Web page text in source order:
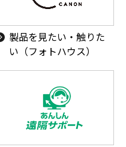
製品を見たい・触りた
い（フォトハウス）